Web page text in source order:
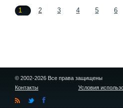
1 2 3 4 5 6
© 2002-2026 Все права защищены
Контакты
Условия